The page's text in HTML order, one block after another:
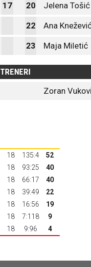
17 20 Jelena Tošić
22 Ana
23 Maja Miletić
TRENERI
Zoran
18 135:4
52
18 93:25
40
18 66:17
40
18 39:49
22
18 16:56
19
18 7:118
9
18 9:96 4